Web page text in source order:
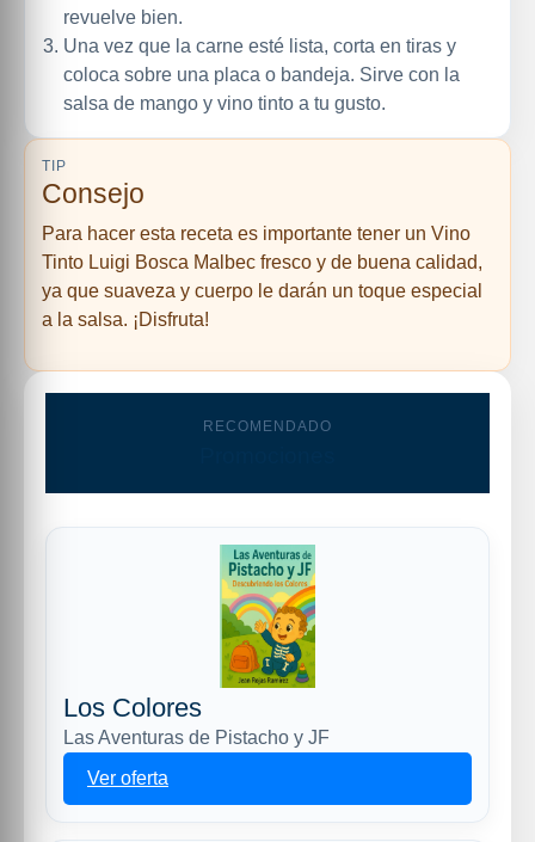
revuelve bien.
Una vez que la carne esté lista, corta en tiras y
coloca sobre una placa o bandeja. Sirve con la
salsa de mango y vino tinto a tu gusto.
TIP
Consejo
Para hacer esta receta es importante tener un Vino
Tinto Luigi Bosca Malbec fresco y de buena calidad,
ya que suaveza y cuerpo le darán un toque especial
a la salsa. ¡Disfruta!
RECOMENDADO
Los Colores
Las Aventuras de Pistacho y JF
Ver oferta